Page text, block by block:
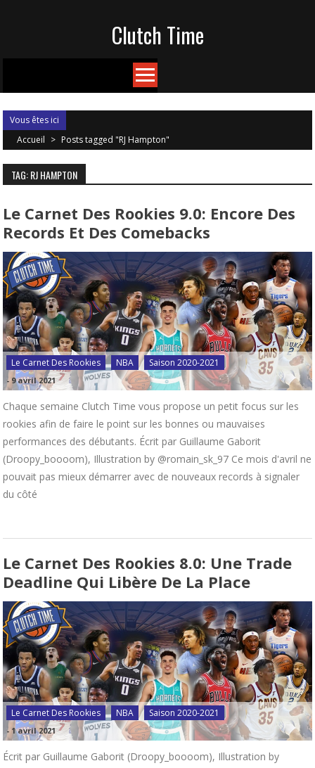
Clutch Time
Vous êtes ici
Accueil > Posts tagged "RJ Hampton"
TAG: RJ HAMPTON
Le Carnet Des Rookies 9.0: Encore Des
Records Et Des Comebacks
Le Carnet Des Rookies NBA Saison 2020-2021
- 9 avril 2021
Chaque semaine Clutch Time vous propose un petit focus sur les
rookies afin de faire le point sur les bonnes ou mauvaises
performances des débutants. Écrit par Guillaume Gaborit
(Droopy_boooom), Illustration by @romain_sk_97 Ce mois d'avril ne
pouvait pas mieux démarrer avec de nouveaux records à signaler
du côté
Le Carnet Des Rookies 8.0: Une Trade
Deadline Qui Libère De La Place
Le Carnet Des Rookies NBA Saison 2020-2021
- 1 avril 2021
Écrit par Guillaume Gaborit (Droopy_boooom), Illustration by